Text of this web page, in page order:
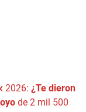
2026: ¿Te dieron
de 2 mil 500